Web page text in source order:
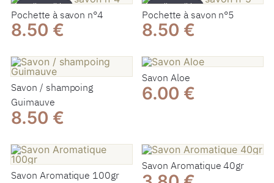
Indisponible
Pochette à savon n°4
8.50 €
Indisponible
Pochette à savon n°5
8.50 €
Savon / shampoing
Guimauve
8.50 €
Savon Aloe
6.00 €
Savon Aromatique 100gr
Savon Aromatique 40gr